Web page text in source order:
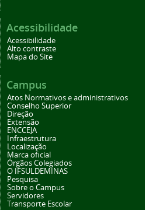
Acessibilidade
Acessibilidade
Alto contraste
Mapa do Site
Campus
Atos Normativos e administrativos
Conselho Superior
Direção
Extensão
ENCCEJA
Infraestrutura
Localização
Marca oficial
Órgãos Colegiados
O IFSULDEMINAS
Pesquisa
Sobre o Campus
Servidores
Transporte Escolar